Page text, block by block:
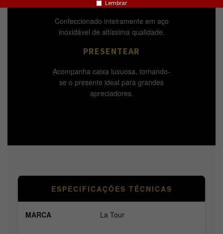
Lembrar
Confeccionado inteiramente em aço
inoxidável de altíssima qualidade.
PRESENTEAR
Acompanha caixa luxuosa, tornando-
se o presente ideal para grandes
apreciadores.
ESPECIFICAÇÕES TÉCNICAS
MARCA La Tour